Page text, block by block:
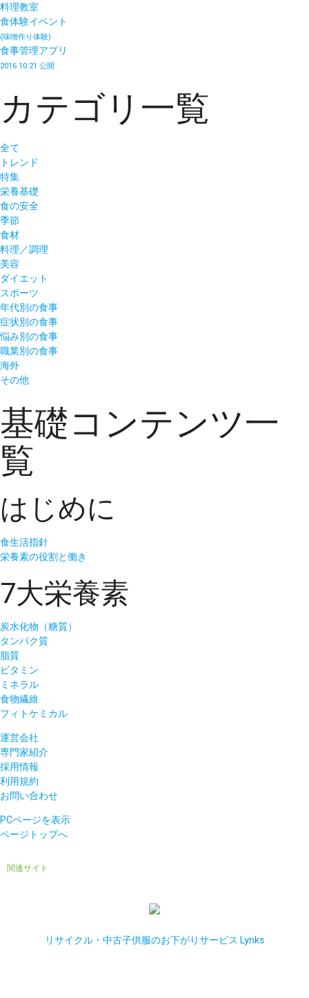
料理教室
食体験イベント
(味噌作り体験)
食事管理アプリ
2016.10.21 公開
カテゴリ一覧
全て
トレンド
特集
栄養基礎
食の安全
季節
食材
料理／調理
美容
ダイエット
スポーツ
年代別の食事
症状別の食事
悩み別の食事
職業別の食事
海外
その他
基礎コンテンツ一
覧
はじめに
食生活指針
栄養素の役割と働き
7大栄養素
炭水化物（糖質）
タンパク質
脂質
ビタミン
ミネラル
食物繊維
フィトケミカル
運営会社
専門家紹介
採用情報
利用規約
お問い合わせ
PCページを表示
ページトップへ
関連サイト
リサイクル・中古子供服のお下がりサービス Lynks